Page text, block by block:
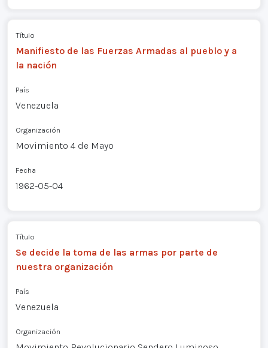
Título
Manifiesto de las Fuerzas Armadas al pueblo y a
la nación
País
Venezuela
Organización
Movimiento 4 de Mayo
Fecha
1962-05-04
Título
Se decide la toma de las armas por parte de
nuestra organización
País
Venezuela
Organización